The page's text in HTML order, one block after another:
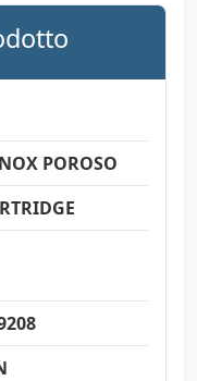
POROSO